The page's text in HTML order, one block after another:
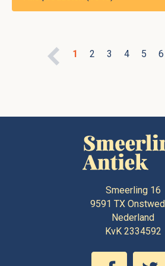
1 2 3 4 5 6
Smeerling 16
9591 TX
Nederland
KvK 2334592